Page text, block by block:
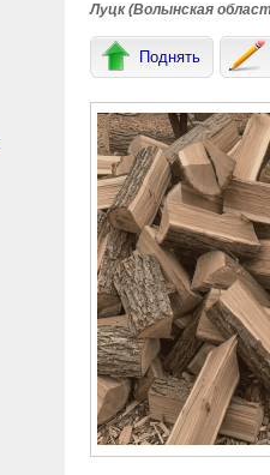
Луцк (Волынская
Поднять